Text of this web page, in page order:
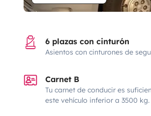
6 plazas con cinturón
Asientos con cinturones de
Carnet B
Tu carnet de conducir es
este vehículo inferior a 3500 kg.